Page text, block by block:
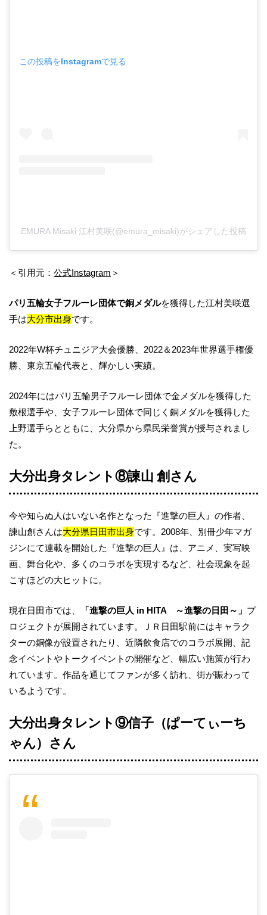
この投稿をInstagramで見る
EMURA Misaki 江村美咲(@emura_misaki)がシェアした投稿
＜引用元： 公式Instagram ＞
パリ五輪女子フルーレ団体で銅メダルを獲得した江村美咲選
手は大分市出身です。
2022年W杯チュニジア大会優勝、2022＆2023年世界選手権優
勝、東京五輪代表と、輝かしい実績。
2024年にはパリ五輪男子フルーレ団体で金メダルを獲得した
敷根選手や、女子フルーレ団体で同じく銅メダルを獲得した
上野選手らとともに、大分県から県民栄誉賞が授与されまし
た。
大分出身タレント⑧諫山 創さん
今や知らぬ人はいない名作となった『進撃の巨人』の作者、
諫山創さんは大分県日田市出身です。2008年、別冊少年マガ
ジンにて連載を開始した『進撃の巨人』は、アニメ、実写映
画、舞台化や、多くのコラボを実現するなど、社会現象を起
こすほどの大ヒットに。
現在日田市では、 「進撃の巨人 in HITA ～進撃の日田～」 プ
ロジェクトが展開されています。ＪＲ日田駅前にはキャラク
ターの銅像が設置されたり、近隣飲食店でのコラボ展開、記
念イベントやトークイベントの開催など、幅広い施策が行わ
れています。作品を通じてファンが多く訪れ、街が賑わって
いるようです。
大分出身タレント⑨信子（ぱーてぃーち
ゃん）さん